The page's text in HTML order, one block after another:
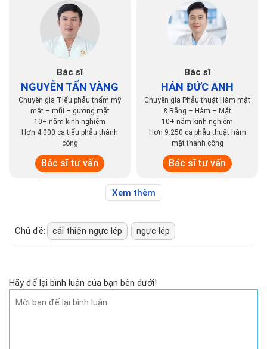
Bác sĩ
NGUYỄN TẤN VÀNG
Chuyên gia Tiểu phẫu thẩm mỹ
mắt – mũi – gương mặt
10+ năm kinh nghiệm
Hơn 4.000 ca tiểu phẫu thành
công
Bác sĩ tư vấn
Bác sĩ
HÁN ĐỨC ANH
Chuyên gia Phẫu thuật Hàm mặt
& Răng – Hàm – Mặt
10+ năm kinh nghiệm
Hơn 9.250 ca phẫu thuật hàm
mặt thành công
Bác sĩ tư vấn
Xem thêm
Chủ đề: cải thiện ngực lép ngực lép
Hãy để lại bình luận của bạn bên dưới!